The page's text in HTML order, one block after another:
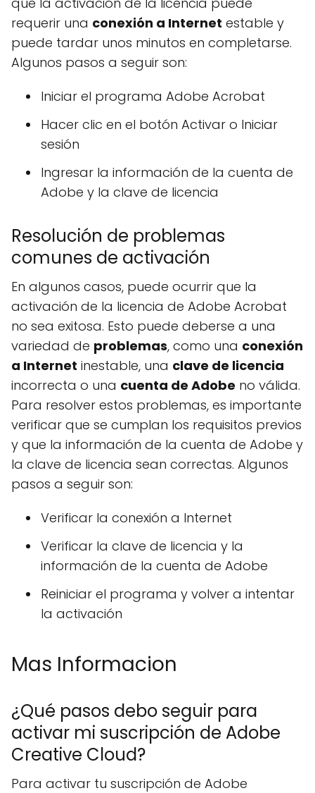
requerir una conexión a Internet estable y
puede tardar unos minutos en completarse.
Algunos pasos a seguir son:
Iniciar el programa Adobe Acrobat
Hacer clic en el botón Activar o Iniciar
sesión
Ingresar la información de la cuenta de
Adobe y la clave de licencia
Resolución de problemas
comunes de activación
En algunos casos, puede ocurrir que la
activación de la licencia de Adobe Acrobat
no sea exitosa. Esto puede deberse a una
variedad de problemas, como una conexión
a Internet inestable, una clave de licencia
incorrecta o una cuenta de Adobe no válida.
Para resolver estos problemas, es importante
verificar que se cumplan los requisitos previos
y que la información de la cuenta de Adobe y
la clave de licencia sean correctas. Algunos
pasos a seguir son:
Verificar la conexión a Internet
Verificar la clave de licencia y la
información de la cuenta de Adobe
Reiniciar el programa y volver a intentar
la activación
Mas Informacion
¿Qué pasos debo seguir para
activar mi suscripción de Adobe
Creative Cloud?
Para activar tu suscripción de Adobe